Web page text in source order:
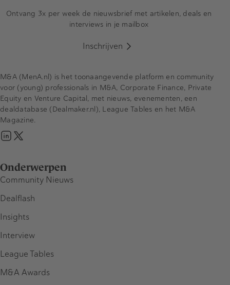
Ontvang 3x per week de nieuwsbrief met artikelen, deals en
interviews in je mailbox
Inschrijven
Onderwerpen
Community Nieuws
Dealflash
Insights
Interview
League Tables
M&A Awards
M&A (MenA.nl) is het toonaangevende platform en community
voor (young) professionals in M&A, Corporate Finance, Private
Equity en Venture Capital, met nieuws, evenementen, een
dealdatabase (Dealmaker.nl), League Tables en het M&A
Magazine.